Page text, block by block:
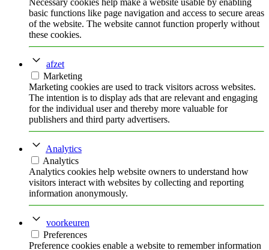
basic functions like page navigation and access to secure areas
of the website. The website cannot function properly without
these cookies.
afzet
Marketing
Marketing cookies are used to track visitors across websites.
The intention is to display ads that are relevant and engaging
for the individual user and thereby more valuable for
publishers and third party advertisers.
Analytics
Analytics
Analytics cookies help website owners to understand how
visitors interact with websites by collecting and reporting
information anonymously.
voorkeuren
Preferences
Preference cookies enable a website to remember information